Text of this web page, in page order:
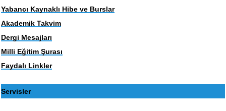
Yabancı Kaynaklı Hibe ve Burslar
Akademik Takvim
Dergi Mesajları
Milli Eğitim Şurası
Faydalı Linkler
Servisler